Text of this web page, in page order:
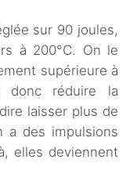
sur 90 joules,
à 200°C. On le
supérieure à
donc réduire la
laisser plus de
a des impulsions
elles deviennent